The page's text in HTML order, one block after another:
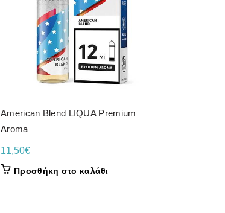
American Blend LIQUA Premium
Aroma
11,50€
Προσθήκη στο καλάθι